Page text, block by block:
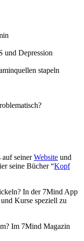
und Depression
stapeln
seinerWebsite und
seine Bücher “Kopf
In der 7Mind App
Kurse speziell zu
Im 7Mind Magazin